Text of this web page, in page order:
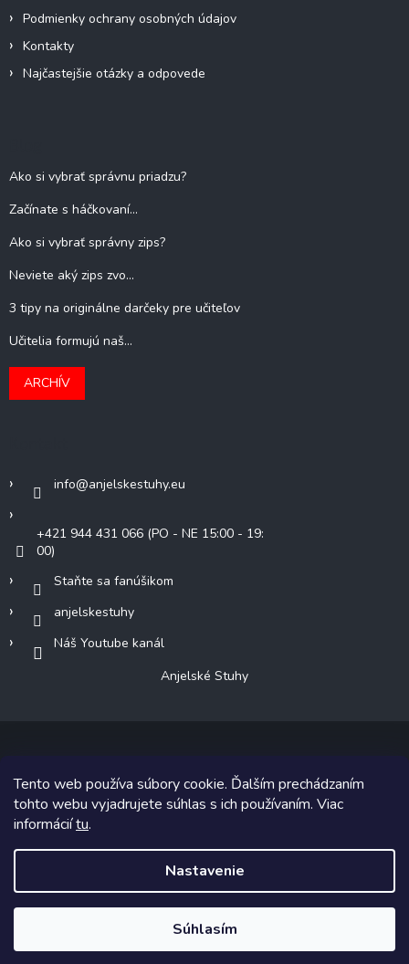
Tento web používa súbory cookie. Ďalším prechádzaním
tohto webu vyjadrujete súhlas s ich používaním. Viac
informáciítu.
Nastavenie
Súhlasím
Podmienky ochrany osobných údajov
Kontakty
Najčastejšie otázky a odpovede
Ako si vybrať správnu priadzu?
Začínate s háčkovaní...
Ako si vybrať správny zips?
Neviete aký zips zvo...
3 tipy na originálne darčeky pre učiteľov
Učitelia formujú naš...
ARCHÍV
info@anjelskestuhy.eu
+421 944 431 066 (PO - NE 15:00 - 19:
00)
Staňte sa fanúšikom
anjelskestuhy
Náš Youtube kanál
Anjelské Stuhy
Copyright 2026Anjelské Stuhy. Všetky práva vyhradené.
Grafický návrh vytvoril a na Shoptet implementoval
Shoptetak.cz.
Vytvoril Shoptet